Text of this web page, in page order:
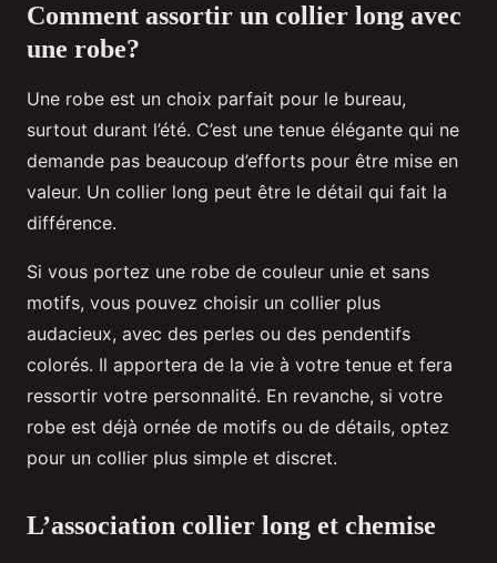
Comment assortir un collier long avec
une robe?
Une robe est un choix parfait pour le bureau,
surtout durant l’été. C’est une tenue élégante qui ne
demande pas beaucoup d’efforts pour être mise en
valeur. Un collier long peut être le détail qui fait la
différence.
Si vous portez une robe de couleur unie et sans
motifs, vous pouvez choisir un collier plus
audacieux, avec des perles ou des pendentifs
colorés. Il apportera de la vie à votre tenue et fera
ressortir votre personnalité. En revanche, si votre
robe est déjà ornée de motifs ou de détails, optez
pour un collier plus simple et discret.
L’association collier long et chemise